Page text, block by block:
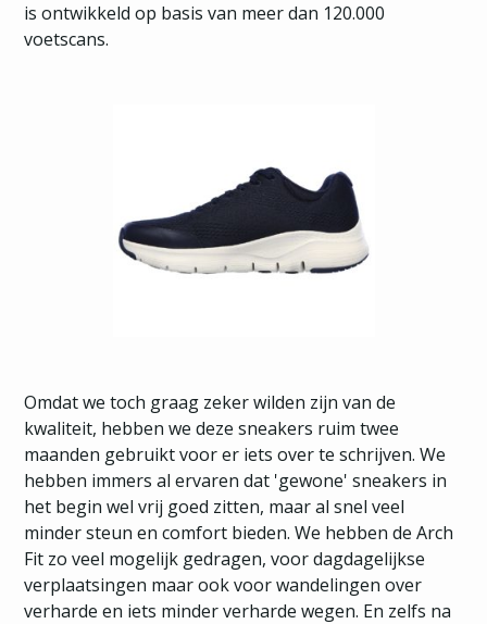
is ontwikkeld op basis van meer dan 120.000
voetscans.
Omdat we toch graag zeker wilden zijn van de
kwaliteit, hebben we deze sneakers ruim twee
maanden gebruikt voor er iets over te schrijven. We
hebben immers al ervaren dat 'gewone' sneakers in
het begin wel vrij goed zitten, maar al snel veel
minder steun en comfort bieden. We hebben de Arch
Fit zo veel mogelijk gedragen, voor dagdagelijkse
verplaatsingen maar ook voor wandelingen over
verharde en iets minder verharde wegen. En zelfs na